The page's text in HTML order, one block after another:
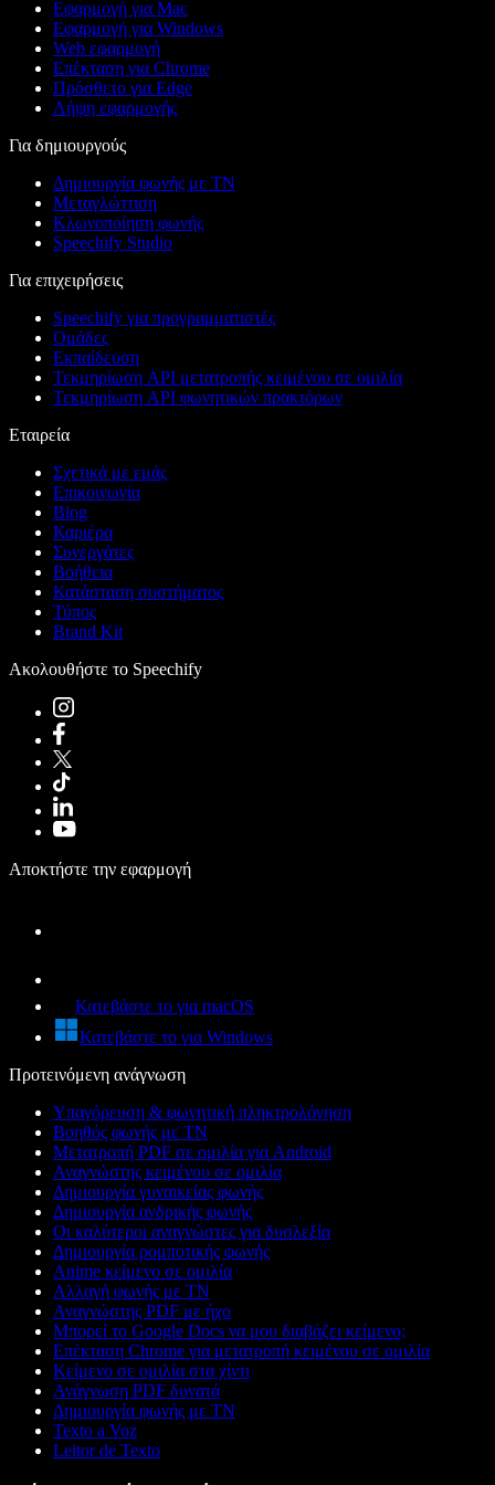
Εφαρμογή για Mac
Εφαρμογή για Windows
Web εφαρμογή
Επέκταση για Chrome
Πρόσθετο για Edge
Λήψη εφαρμογής
Για δημιουργούς
Δημιουργία φωνής με ΤΝ
Μεταγλώττιση
Κλωνοποίηση φωνής
Speechify Studio
Για επιχειρήσεις
Speechify για προγραμματιστές
Ομάδες
Εκπαίδευση
Τεκμηρίωση API μετατροπής κειμένου σε ομιλία
Τεκμηρίωση API φωνητικών πρακτόρων
Εταιρεία
Σχετικά με εμάς
Επικοινωνία
Blog
Καριέρα
Συνεργάτες
Βοήθεια
Κατάσταση συστήματος
Τύπος
Brand Kit
Ακολουθήστε το Speechify
Αποκτήστε την εφαρμογή
Κατεβάστε το για macOS
Κατεβάστε το για Windows
Προτεινόμενη ανάγνωση
Υπαγόρευση & φωνητική πληκτρολόγηση
Βοηθός φωνής με ΤΝ
Μετατροπή PDF σε ομιλία για Android
Αναγνώστης κειμένου σε ομιλία
Δημιουργία γυναικείας φωνής
Δημιουργία ανδρικής φωνής
Οι καλύτεροι αναγνώστες για δυσλεξία
Δημιουργία ρομποτικής φωνής
Anime κείμενο σε ομιλία
Αλλαγή φωνής με ΤΝ
Αναγνώστης PDF με ήχο
Μπορεί το Google Docs να μου διαβάζει κείμενο;
Επέκταση Chrome για μετατροπή κειμένου σε ομιλία
Κείμενο σε ομιλία στα χίντι
Ανάγνωση PDF δυνατά
Δημιουργία φωνής με ΤΝ
Texto a Voz
Leitor de Texto